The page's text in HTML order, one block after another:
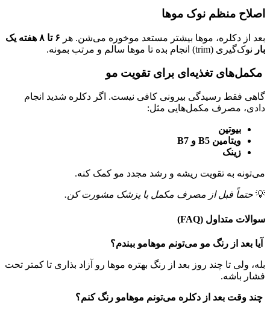
اصلاح منظم نوک موها
بعد از دکلره، موها بیشتر مستعد موخوره می‌شن. هر ۶ تا
۸ هفته یک
بار نوک‌گیری (trim) انجام بده تا موها سالم و مرتب بمونه.
مکمل‌های تغذیه‌ای برای تقویت مو
گاهی فقط رسیدگی بیرونی کافی نیست. اگر دکلره شدید انجام
دادی، مصرف مکمل‌هایی مثل:
بیوتین
ویتامین
زینک
می‌تونه به تقویت ریشه و رشد مجدد مو کمک کنه.
💡 حتماً قبل از مصرف مکمل با پزشک مشورت کن.
سوالات متداول (FAQ)
آیا بعد از رنگ مو می‌تونم موهامو ببندم؟
بله، ولی تا چند روز بعد از رنگ بهتره موها رو آزاد بذاری تا کمتر تحت
فشار باشه.
چند وقت بعد از دکلره می‌تونم موهامو رنگ کنم؟